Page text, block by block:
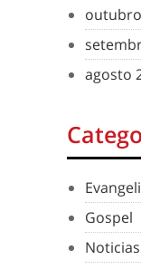
agosto
Gospel
Noticias